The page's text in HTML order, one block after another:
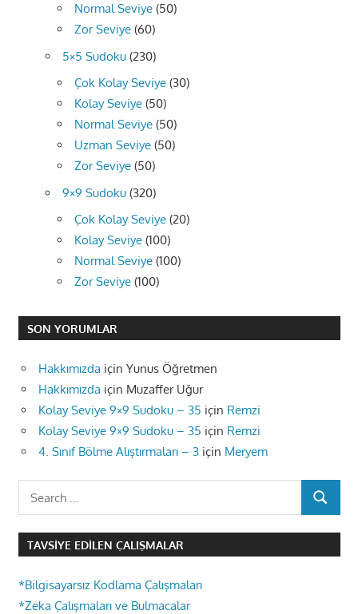
Normal Seviye (50)
Zor Seviye (60)
5×5 Sudoku (230)
Çok Kolay Seviye (30)
Kolay Seviye (50)
Normal Seviye (50)
Uzman Seviye (50)
Zor Seviye (50)
9×9 Sudoku (320)
Çok Kolay Seviye (20)
Kolay Seviye (100)
Normal Seviye (100)
Zor Seviye (100)
SON YORUMLAR
Hakkımızda için Yunus Öğretmen
Hakkımızda için Muzaffer Uğur
Kolay Seviye 9×9 Sudoku – 35 için Remzi
Kolay Seviye 9×9 Sudoku – 35 için Remzi
4. Sınıf Bölme Alıştırmaları – 3 için Meryem
SEARCH
TAVSIYE EDILEN ÇALIŞMALAR
*Bilgisayarsız Kodlama Çalışmaları
*Zeka Çalışmaları ve Bulmacalar